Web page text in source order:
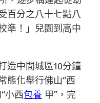
百分之八十七點八
準！」兒園到高中
造中間城區10分鐘
態化舉行佛山“西
小西包養 甲”，完